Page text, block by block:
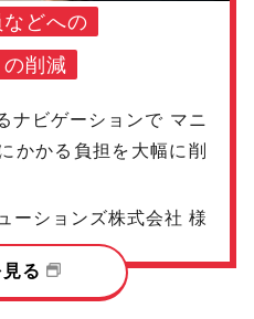
どへの
削減
ナビゲーションで マニ
かかる負担を大幅に削
ーションズ株式会社 様
る